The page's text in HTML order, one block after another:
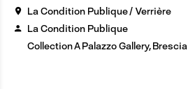
La Condition Publique
Verrière
La Condition Publique
Collection A Palazzo Gallery, Brescia